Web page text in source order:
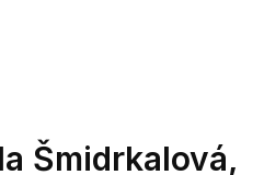
Šmidrkalová,